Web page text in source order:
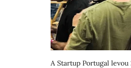
A Startup Portugal